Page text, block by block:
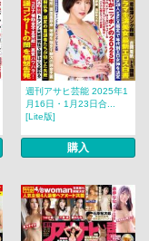
週刊アサヒ芸能 2025年1
月16日・1月23日合...
[Lite版]
購入